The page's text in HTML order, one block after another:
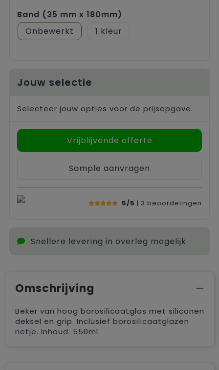
Band (35 mm x 180mm)
Onbewerkt
1
Jouw selectie
Selecteer jouw opties voor de prijsopgave.
Vrijblijvende offerte
Sample aanvragen
5/5 | 3 beoordelingen
Snellere levering in overleg mogelijk
Omschrijving
Beker van hoog borosilicaatglas met siliconen
deksel en grip. Inclusief borosilicaatglazen
rietje. Inhoud: 550ml.